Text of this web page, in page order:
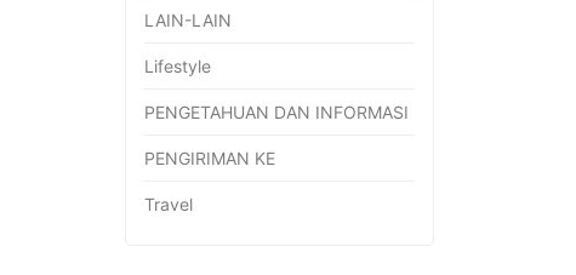
LAIN-LAIN
Lifestyle
PENGETAHUAN DAN INFORMASI
PENGIRIMAN KE
Travel